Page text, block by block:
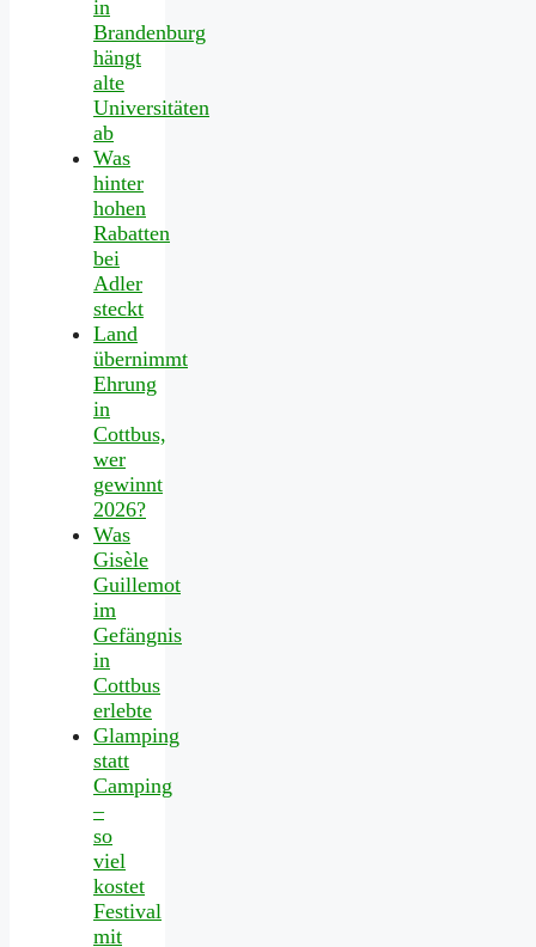
in
Brandenburg
hängt
alte
Universitäten
ab
Was
hinter
hohen
Rabatten
bei
Adler
steckt
Land
übernimmt
Ehrung
in
Cottbus,
wer
gewinnt
2026?
Was
Gisèle
Guillemot
im
Gefängnis
in
Cottbus
erlebte
Glamping
statt
Camping
–
so
viel
kostet
Festival
mit